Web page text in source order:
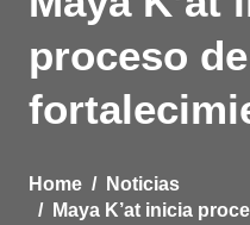
proceso de
Home
Noticias
Maya K’at inicia